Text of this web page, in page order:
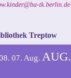
tk.berlin.de
Treptow
07. Aug. AUG.